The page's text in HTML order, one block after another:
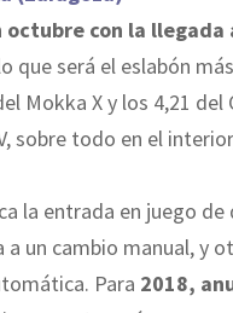
octubre con la llegada
que será el eslabón
Mokka X y los 4,21 del
sobre todo en el
la entrada en juego
a un cambio manual, y
Para 2018,